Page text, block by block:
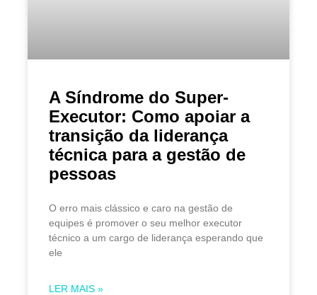
A Síndrome do Super-
Executor: Como apoiar a
transição da liderança
técnica para a gestão de
pessoas
O erro mais clássico e caro na gestão de
equipes é promover o seu melhor executor
técnico a um cargo de liderança esperando que
ele
LER MAIS »